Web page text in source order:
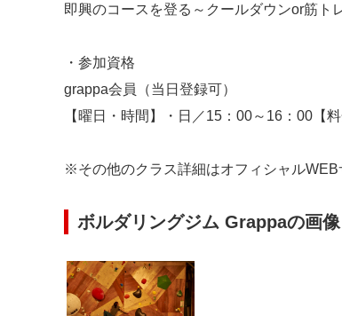
即興のコースを登る～クールダウンor筋トレ
・参加資格
grappa会員（当日登録可）
【曜日・時間】・日／15：00～16：00【
※その他のクラス詳細はオフィシャルWEB
ボルダリングジム Grappaの画像